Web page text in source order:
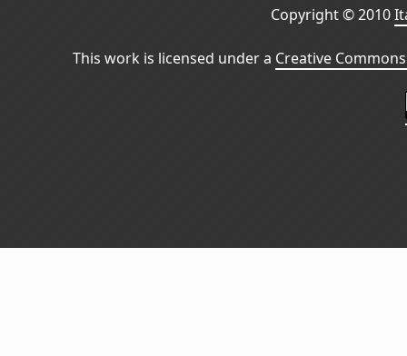
Copyright © 2010
This work is licensed under a Creative